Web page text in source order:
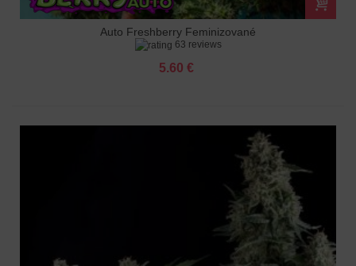
Auto Freshberry Feminizované
63 reviews
5.60 €